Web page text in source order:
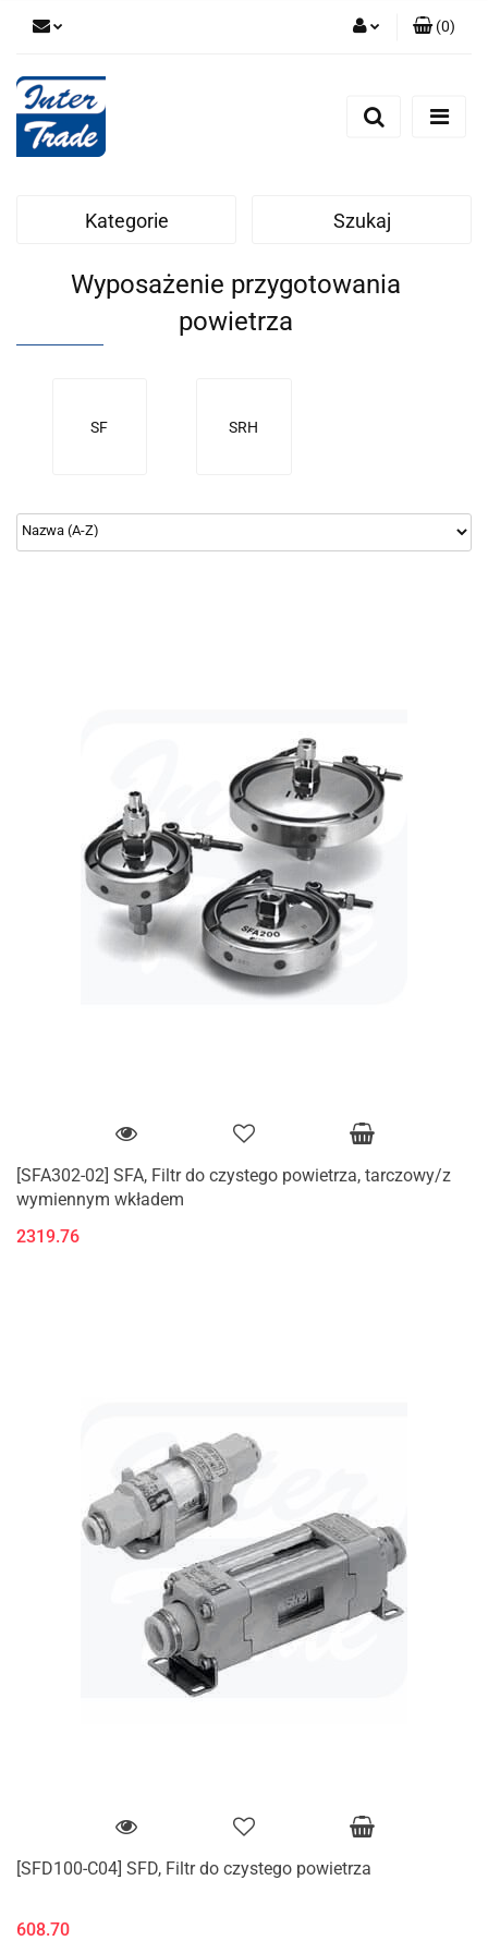
Zarejestruj się
(0)
Kategorie Szukaj
Wyposażenie przygotowania
powietrza
SF SRH
[SFA302-02] SFA, Filtr do czystego powietrza, tarczowy/z
wymiennym wkładem
2319.76
[SFD100-C04] SFD, Filtr do czystego powietrza
608.70